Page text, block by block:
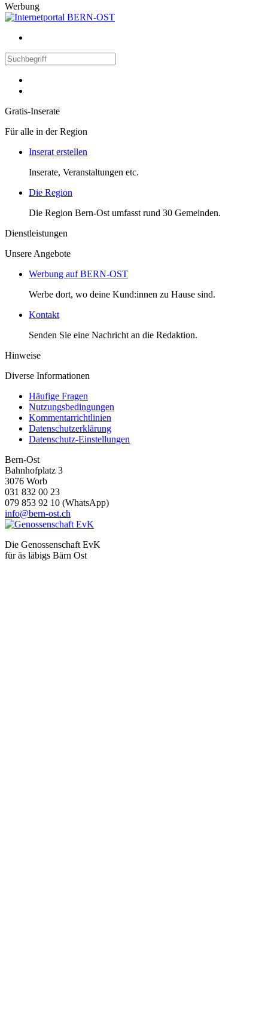
Werbung
Gratis-Inserate
Für alle in der Region
Inserat erstellen
Inserate, Veranstaltungen etc.
Die Region
Die Region Bern-Ost umfasst rund 30 Gemeinden.
Dienstleistungen
Unsere Angebote
Werbung auf BERN-OST
Werbe dort, wo deine Kund:innen zu Hause sind.
Kontakt
Senden Sie eine Nachricht an die Redaktion.
Hinweise
Diverse Informationen
Häufige Fragen
Nutzungsbedingungen
Kommentarrichtlinien
Datenschutzerklärung
Datenschutz-Einstellungen
Bern-Ost
Bahnhofplatz 3
3076 Worb
031 832 00 23
079 853 92 10 (WhatsApp)
info@bern-ost.ch
Die Genossenschaft EvK
für äs läbigs Bärn Ost